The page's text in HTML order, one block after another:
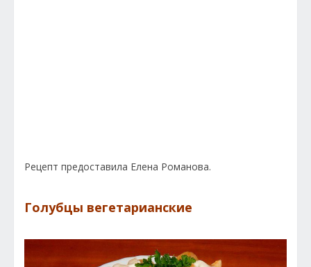
Рецепт предоставила Елена Романова.
Голубцы вегетарианские